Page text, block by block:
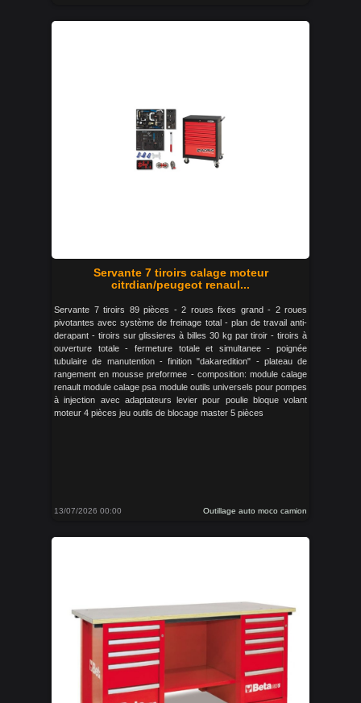
Servante 7 tiroirs calage moteur
citrdian/peugeot renaul...
Servante 7 tiroirs 89 pièces - 2 roues fixes grand - 2 roues
pivotantes avec système de freinage total - plan de travail anti-
derapant - tiroirs sur glissieres à billes 30 kg par tiroir - tiroirs à
ouverture totale - fermeture totale et simultanee - poignée
tubulaire de manutention - finition "dakaredition" - plateau de
rangement en mousse preformee - composition: module calage
renault module calage psa module outils universels pour pompes
à injection avec adaptateurs levier pour poulie bloque volant
moteur 4 pièces jeu outils de blocage master 5 pièces
13/07/2026 00:00 Outillage auto moco camion